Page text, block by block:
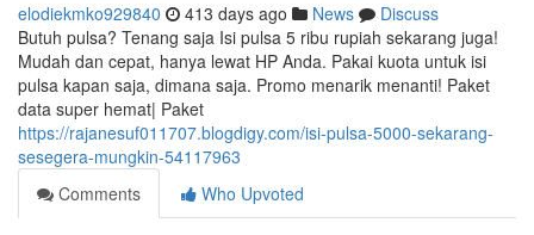
elodiekmko929840 413 days ago News
Discuss
Butuh pulsa? Tenang saja Isi pulsa 5 ribu rupiah sekarang juga!
Mudah dan cepat, hanya lewat HP Anda. Pakai kuota untuk isi
pulsa kapan saja, dimana saja. Promo menarik menanti! Paket
data super hemat| Paket
https://rajanesuf011707.blogdigy.com/isi-pulsa-5000-sekarang-
sesegera-mungkin-54117963
Comments
Who Upvoted